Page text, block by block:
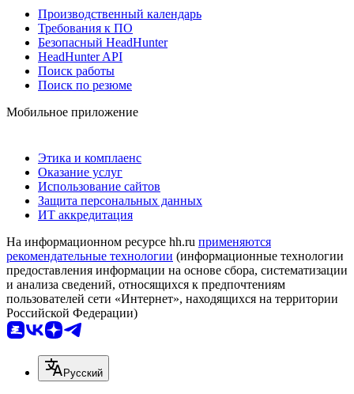
Производственный календарь
Требования к ПО
Безопасный HeadHunter
HeadHunter API
Поиск работы
Поиск по резюме
Мобильное приложение
Этика и комплаенс
Оказание услуг
Использование сайтов
Защита персональных данных
ИТ аккредитация
На информационном ресурсе hh.ru применяются
рекомендательные технологии (информационные технологии
предоставления информации на основе сбора, систематизации
и анализа сведений, относящихся к предпочтениям
пользователей сети «Интернет», находящихся на территории
Российской Федерации)
Русский